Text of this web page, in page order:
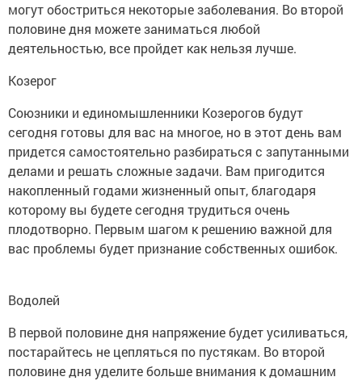
могут обостриться некоторые заболевания. Во второй
половине дня можете заниматься любой
деятельностью, все пройдет как нельзя лучше.
Козерог
Союзники и единомышленники Козерогов будут
сегодня готовы для вас на многое, но в этот день вам
придется самостоятельно разбираться с запутанными
делами и решать сложные задачи. Вам пригодится
накопленный годами жизненный опыт, благодаря
которому вы будете сегодня трудиться очень
плодотворно. Первым шагом к решению важной для
вас проблемы будет признание собственных ошибок.
Водолей
В первой половине дня напряжение будет усиливаться,
постарайтесь не цепляться по пустякам. Во второй
половине дня уделите больше внимания к домашним